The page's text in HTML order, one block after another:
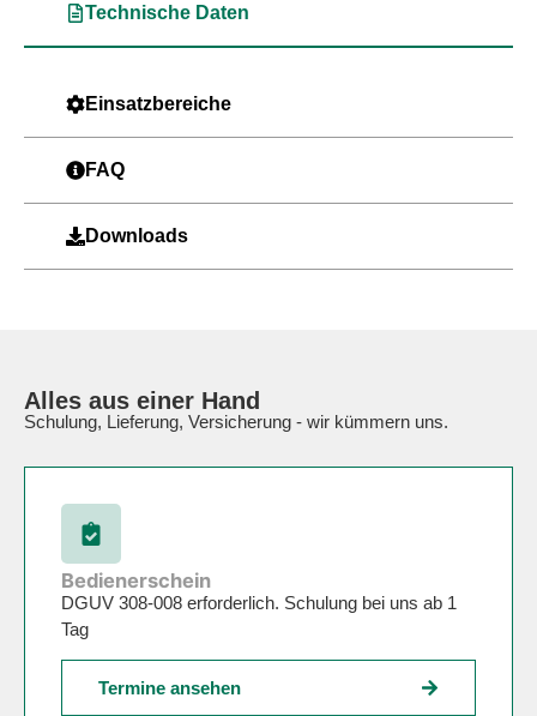
Technische Daten
Einsatzbereiche
FAQ
Downloads
Alles aus einer Hand
Schulung, Lieferung, Versicherung - wir kümmern uns.
Bedienerschein
DGUV 308-008 erforderlich. Schulung bei uns ab 1
Tag
Termine ansehen